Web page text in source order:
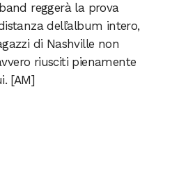
reggerà la prova
dell’album intero,
di Nashville non
riusciti pienamente
[AM]